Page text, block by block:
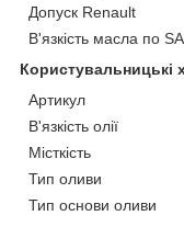
Допуск Renault
В'язкість масла по
Користувальницькі
Артикул
В'язкість олії
Місткість
Тип оливи
Тип основи оливи